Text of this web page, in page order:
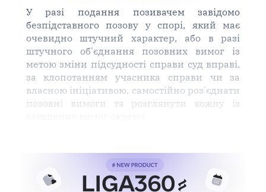
У разі подання позивачем завідомо
безпідставного позову у спорі, який має
очевидно штучний характер, або в разі
штучного об'єднання позовних вимог із
метою зміни підсудності справи суд вправі,
за клопотанням учасника справи чи за
власною ініціативою, самостійно роз'єднати
позовні вимоги та розглянути кожну із